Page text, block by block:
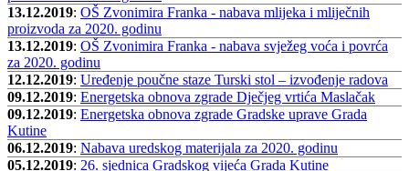
13.12.2019: OŠ Zvonimira Franka - nabava mlijeka i mliječnih
proizvoda za 2020. godinu
13.12.2019: OŠ Zvonimira Franka - nabava svježeg voća i povrća
za 2020. godinu
12.12.2019: Uređenje poučne staze Turski stol – izvođenje radova
09.12.2019: Energetska obnova zgrade Dječjeg vrtića Maslačak
09.12.2019: Energetska obnova zgrade Gradske uprave Grada
Kutine
06.12.2019: Nabava uredskog materijala za 2020. godinu
05.12.2019: 26. sjednica Gradskog vijeća Grada Kutine